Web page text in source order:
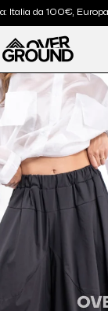
Italia da 100€,